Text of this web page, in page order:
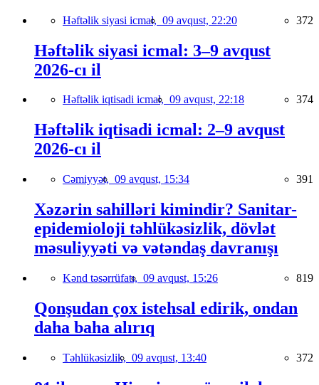
Həftəlik siyasi icmal, 09 avqust, 22:20 372
Həftəlik siyasi icmal: 3–9 avqust
2026-cı il
Həftəlik iqtisadi icmal, 09 avqust, 22:18 374
Həftəlik iqtisadi icmal: 2–9 avqust
2026-cı il
Cəmiyyət, 09 avqust, 15:34 391
Xəzərin sahilləri kimindir? Sanitar-
epidemioloji təhlükəsizlik, dövlət
məsuliyyəti və vətəndaş davranışı
Kənd təsərrüfatı, 09 avqust, 15:26 819
Qonşudan çox istehsal edirik, ondan
daha baha alırıq
Təhlükəsizlik, 09 avqust, 13:40 372